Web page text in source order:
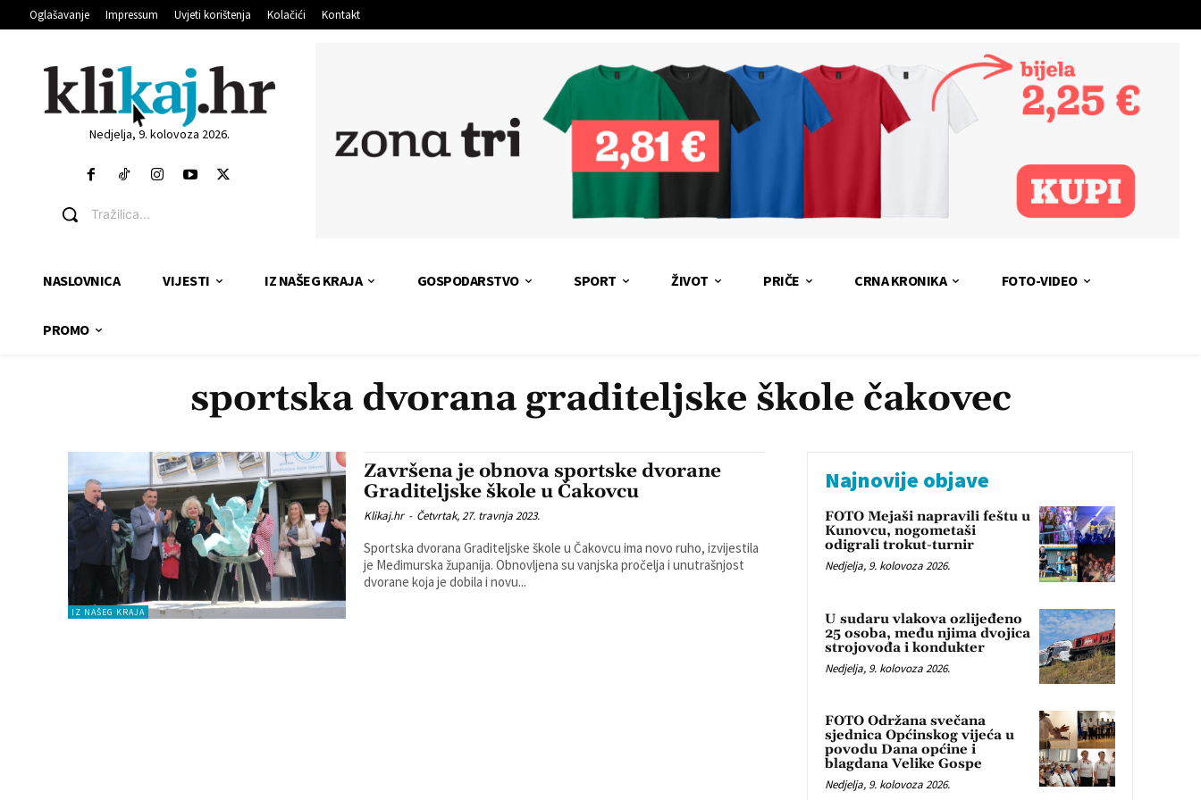
Oglašavanje Impressum Uvjeti korištenja Kolačići Kontakt
Nedjelja, 9. kolovoza 2026.
Tražilica...
NASLOVNICA VIJESTI IZ NAŠEG KRAJA GOSPODARSTVO SPORT ŽIVOT PRIČE CRNA KRONIKA FOTO-VIDEO
PROMO
sportska dvorana graditeljske škole čakovec
IZ NAŠEG KRAJA
Završena je obnova sportske dvorane
Graditeljske škole u Čakovcu
Klikaj.hr - Četvrtak, 27. travnja 2023.
Sportska dvorana Graditeljske škole u Čakovcu ima novo ruho, izvijestila
je Međimurska županija. Obnovljena su vanjska pročelja i unutrašnjost
dvorane koja je dobila i novu...
Najnovije objave
FOTO Mejaši napravili feštu u
Kunovcu, nogometaši
odigrali trokut-turnir
Nedjelja, 9. kolovoza 2026.
U sudaru vlakova ozlijeđeno
25 osoba, među njima dvojica
strojovođa i kondukter
Nedjelja, 9. kolovoza 2026.
FOTO Održana svečana
sjednica Općinskog vijeća u
povodu Dana općine i
blagdana Velike Gospe
Nedjelja, 9. kolovoza 2026.